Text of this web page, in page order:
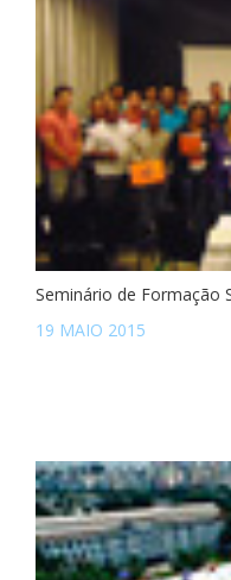
Seminário de Formação
19 MAIO 2015